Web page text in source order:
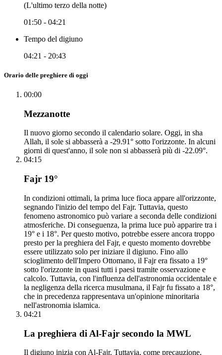
(L'ultimo terzo della notte)
01:50 - 04:21
Tempo del digiuno
04:21 - 20:43
Orario delle preghiere di oggi
00:00
Mezzanotte
Il nuovo giorno secondo il calendario solare. Oggi, in sha
Allah, il sole si abbasserà a -29.91° sotto l'orizzonte. In alcuni
giorni di quest'anno, il sole non si abbasserà più di -22.09°.
04:15
Fajr 19°
In condizioni ottimali, la prima luce fioca appare all'orizzonte,
segnando l'inizio del tempo del Fajr. Tuttavia, questo
fenomeno astronomico può variare a seconda delle condizioni
atmosferiche. Di conseguenza, la prima luce può apparire tra i
19° e i 18°. Per questo motivo, potrebbe essere ancora troppo
presto per la preghiera del Fajr, e questo momento dovrebbe
essere utilizzato solo per iniziare il digiuno. Fino allo
scioglimento dell'Impero Ottomano, il Fajr era fissato a 19°
sotto l'orizzonte in quasi tutti i paesi tramite osservazione e
calcolo. Tuttavia, con l'influenza dell'astronomia occidentale e
la negligenza della ricerca musulmana, il Fajr fu fissato a 18°,
che in precedenza rappresentava un'opinione minoritaria
nell'astronomia islamica.
04:21
La preghiera di Al-Fajr secondo la MWL
Il digiuno inizia con Al-Fajr. Tuttavia, come precauzione,